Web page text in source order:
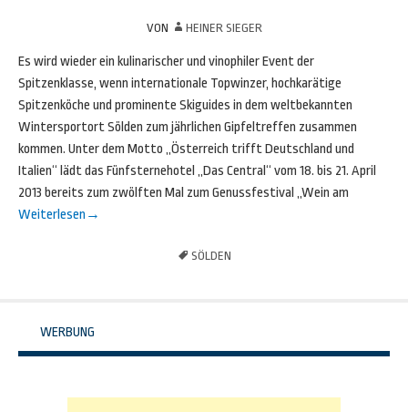
VON HEINER SIEGER
Es wird wieder ein kulinarischer und vinophiler Event der
Spitzenklasse, wenn internationale Topwinzer, hochkarätige
Spitzenköche und prominente Skiguides in dem weltbekannten
Wintersportort Sölden zum jährlichen Gipfeltreffen zusammen
kommen. Unter dem Motto „Österreich trifft Deutschland und
Italien“ lädt das Fünfsternehotel „Das Central“ vom 18. bis 21. April
2013 bereits zum zwölften Mal zum Genussfestival „Wein am
Weiterlesen →
SÖLDEN
WERBUNG